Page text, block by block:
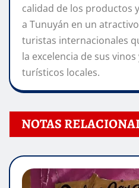
calidad de los productos
a Tunuyán en un
turistas internacionales
la excelencia de sus
turísticos locales.
NOTAS